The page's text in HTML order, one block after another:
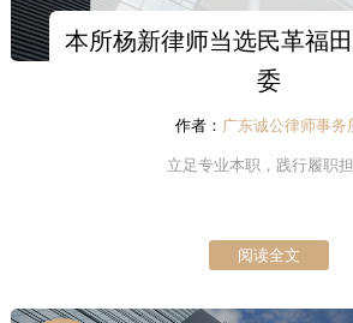
本所杨新律师当选民革福
委
作者： 广东诚公律师事务
立足专业本职，践行履职
阅读全文